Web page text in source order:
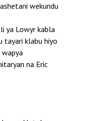
wekundu
ya Lowyr kabla
tayari klabu hiyo
na Eric